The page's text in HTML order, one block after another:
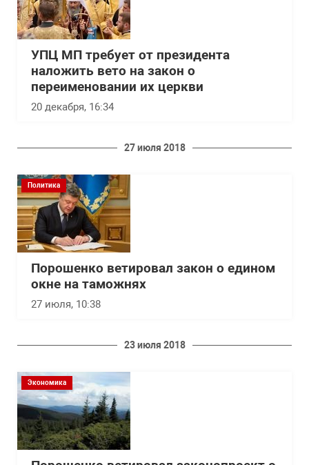
УПЦ МП требует от президента
наложить вето на закон о
переименовании их церкви
20 декабря, 16:34
27 июля 2018
Политика
Порошенко ветировал закон о едином
окне на таможнях
27 июля, 10:38
23 июля 2018
Экономика